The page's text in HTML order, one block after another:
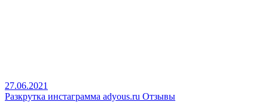
27.06.2021
Разкрутка инстаграмма adyous.ru Отзывы